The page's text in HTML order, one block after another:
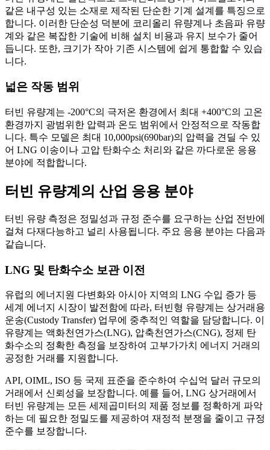
같은 내구성 있는 소재로 제작된 단순한 기계 설계를 특징으로
합니다. 이러한 단순성 덕분에 코리올리 유량계나 초음파 유량
계와 같은 복잡한 기술에 비해 설치 비용과 유지 보수가 줄어
듭니다. 또한, 크기가 작아 기존 시스템에 쉽게 통합할 수 있습
니다.
넓은 작동 범위
터빈 유량계는 -200°C의 극저온 환경에서 최대 +400°C의 고온
환경까지 광범위한 압력과 온도 범위에서 안정적으로 작동합
니다. 특수 모델은 최대 10,000psi(690bar)의 압력을 견딜 수 있
어 LNG 이송이나 고압 탄화수소 처리와 같은 까다로운 응용
분야에 적합합니다.
터빈 유량계의 산업 응용 분야
터빈 유량 측정은 정밀성과 규정 준수를 요구하는 산업 전반에
걸쳐 다재다능하고 널리 사용됩니다. 주요 응용 분야는 다음과
같습니다.
LNG 및 탄화수소 보관 이전
유럽의 에너지원 다변화와 아시아 지역의 LNG 수입 증가 등
세계 에너지 시장이 발전함에 따라, 터빈형 유량계는 상거래용
운송(Custody Transfer) 업무에 중추적인 역할을 담당합니다. 이
유량계는 액화천연가스(LNG), 압축천연가스(CNG), 정제 탄
화수소의 정확한 측정을 보장하여 고부가가치 에너지 거래의
공정한 거래를 지원합니다.
API, OIML, ISO 등 국제 표준을 준수하여 수십억 달러 규모의
거래에서 신뢰성을 보장합니다. 예를 들어, LNG 상거래에서
터빈 유량계는 모든 세제곱미터의 제품 정보를 정확하게 파악
하는 데 필요한 정밀도를 제공하여 재정적 분쟁을 줄이고 규정
준수를 보장합니다.